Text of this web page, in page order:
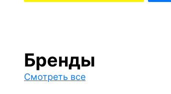
Бренды
Смотреть все